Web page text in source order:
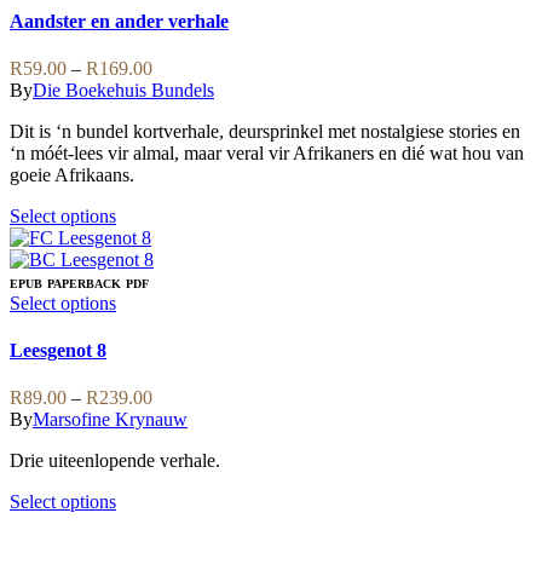
options
may
be
chosen
on
the
product
page
has
multiple
variants.
The
options
may
be
chosen
the
product
page
Aandster en ander verhale
R59.00 – R169.00Price
range:
through
R169.00
ByDie Boekehuis Bundels
Dit is ‘n bundel kortverhale, deursprinkel met nostalgiese stories en
‘n móét-lees vir almal, maar veral vir Afrikaners en dié wat hou van
goeie Afrikaans.
Select optionsThis
product
has
multiple
variants.
be
chosen
on
the
page
EPUB PAPERBACK PDF
Select optionsThis
variants.
The
options
may
chosen
Leesgenot 8
R89.00 – R239.00Price
range:
through
ByMarsofine Krynauw
Drie uiteenlopende verhale.
Select optionsThis